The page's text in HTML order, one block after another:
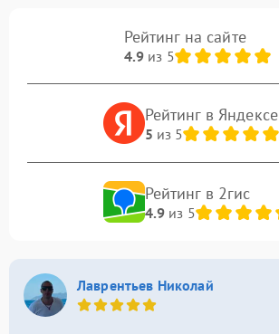
Рейтинг на сайте
4.9из 5
Рейтинг в Яндексе
5 из 5
Рейтинг в 2гис
4.9из 5
Лаврентьев Николай